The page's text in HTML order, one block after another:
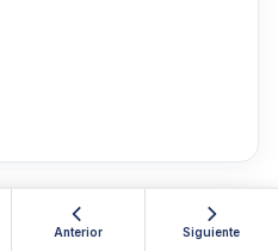
Anterior Siguiente